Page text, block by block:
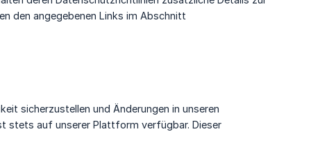
den angegebenen Links im Abschnitt
sicherzustellen und Änderungen in unseren
stets auf unserer Plattform verfügbar. Dieser